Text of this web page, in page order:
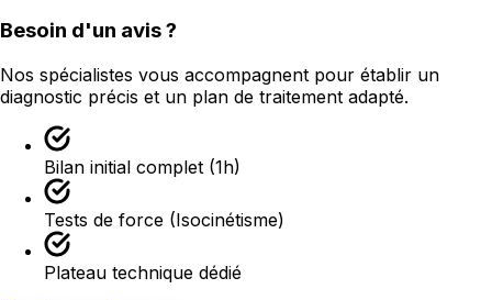
Besoin d'un avis ?
Nos spécialistes vous accompagnent pour établir un
diagnostic précis et un plan de traitement adapté.
Bilan initial complet (1h)
Tests de force (Isocinétisme)
Plateau technique dédié